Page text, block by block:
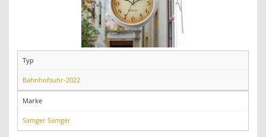
Typ
Bahnhofsuhr-2022
Marke
Samger Samger